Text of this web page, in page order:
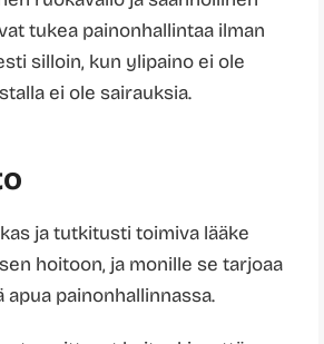
tukea painonhallintaa ilman
silloin, kun ylipaino ei ole
ei ole sairauksia.
ja tutkitusti toimiva lääke
hoitoon, ja monille se tarjoaa
painonhallinnassa.